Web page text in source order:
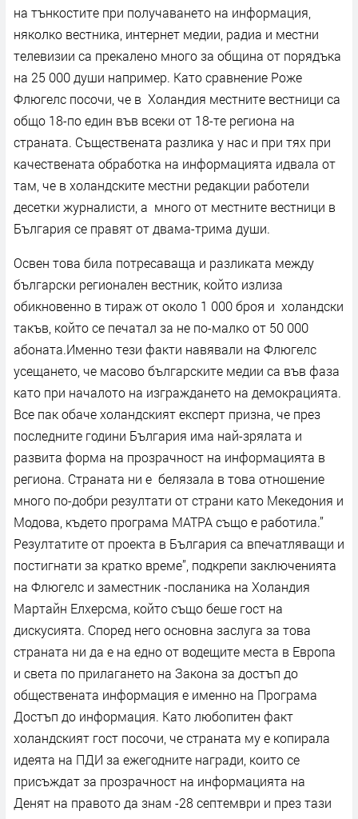
на тънкостите при получаването на информация,
няколко вестника, интернет медии, радиа и местни
телевизии са прекалено много за община от порядъка
на 25 000 души например. Като сравнение Роже
Флюгелс посочи, че в Холандия местните вестници са
общо 18-по един във всеки от 18-те региона на
страната. Съществената разлика у нас и при тях при
качествената обработка на информацията идвала от
там, че в холандските местни редакции работели
десетки журналисти, а много от местните вестници в
България се правят от двама-трима души.
Освен това била потресаваща и разликата между
български регионален вестник, който излиза
обикновенно в тираж от около 1 000 броя и холандски
такъв, който се печатал за не по-малко от 50 000
абоната.Именно тези факти навявали на Флюгелс
усещането, че масово българските медии са във фаза
като при началото на изграждането на демокрацията.
Все пак обаче холандският експерт призна, че през
последните години България има най-зрялата и
развита форма на прозрачност на информацията в
региона. Страната ни е белязала в това отношение
много по-добри резултати от страни като Мекедония и
Модова, където програма МАТРА също е работила.”
Резултатите от проекта в България са впечатляващи и
постигнати за кратко време”, подкрепи заключенията
на Флюгелс и заместник -посланика на Холандия
Мартайн Елхерсма, който също беше гост на
дискусията. Според него основна заслуга за това
страната ни да е на едно от водещите места в Европа
и света по прилагането на Закона за достъп до
обществената информация е именно на Програма
Достъп до информация. Като любопитен факт
холандският гост посочи, че страната му е копирала
идеята на ПДИ за ежегодните награди, които се
присъждат за прозрачност на информацията на
Денят на правото да знам -28 септември и през тази